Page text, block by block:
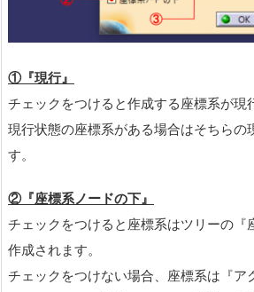
①『現行』
チェックをつけると作成する座標系が現
現行状態の座標系がある場合はそちらの
す。
②『座標系ノードの下』
チェックをつけると座標系はツリーの『
作成されます。
チェックをつけない場合、座標系は『ア